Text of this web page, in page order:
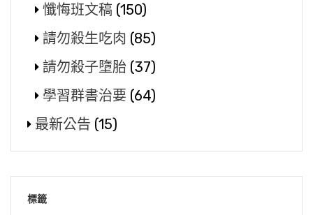
懺悔班文稿 (150)
請勿殺生吃肉 (85)
請勿殺子墮胎 (37)
學習群書治要 (64)
最新公告 (15)
標籤